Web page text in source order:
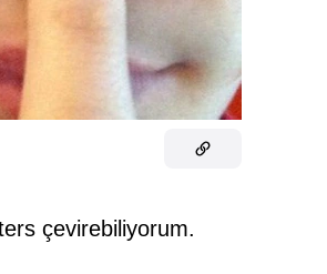
çevirebiliyorum.